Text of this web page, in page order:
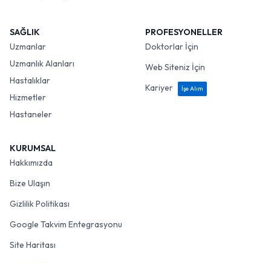
SAĞLIK
Uzmanlar
Uzmanlık Alanları
Hastalıklar
Hizmetler
Hastaneler
PROFESYONELLER
Doktorlar İçin
Web Siteniz İçin
Kariyer
İşe Alım
KURUMSAL
Hakkımızda
Bize Ulaşın
Gizlilik Politikası
Google Takvim Entegrasyonu
Site Haritası